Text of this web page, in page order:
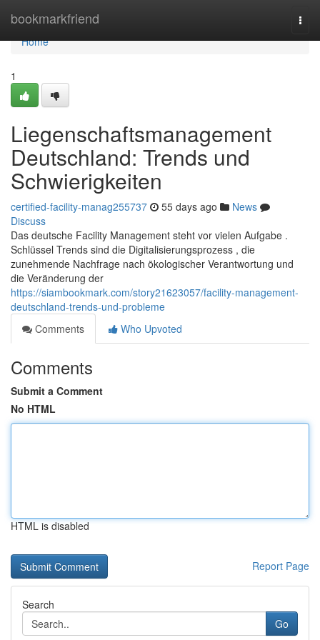
bookmarkfriend
Home
Home
1
Liegenschaftsmanagement
Deutschland: Trends und
Schwierigkeiten
certified-facility-manag255737 55 days ago
News
Discuss
Das deutsche Facility Management steht vor vielen Aufgabe .
Schlüssel Trends sind die Digitalisierungsprozess , die
zunehmende Nachfrage nach ökologischer Verantwortung und
die Veränderung der
https://siambookmark.com/story21623057/facility-management-
deutschland-trends-und-probleme
Comments
Who Upvoted
Comments
Submit a Comment
No HTML
HTML is disabled
Report Page
Search
Go